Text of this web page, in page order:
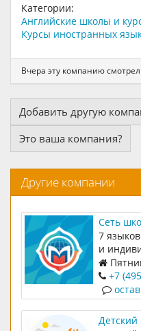
Категории:
Английские школы и
Курсы иностранных
Вчера эту компанию
Добавить другую
Это ваша компания?
Другие компании
Сеть
7
и
обучение
+7
157-95-
Детский